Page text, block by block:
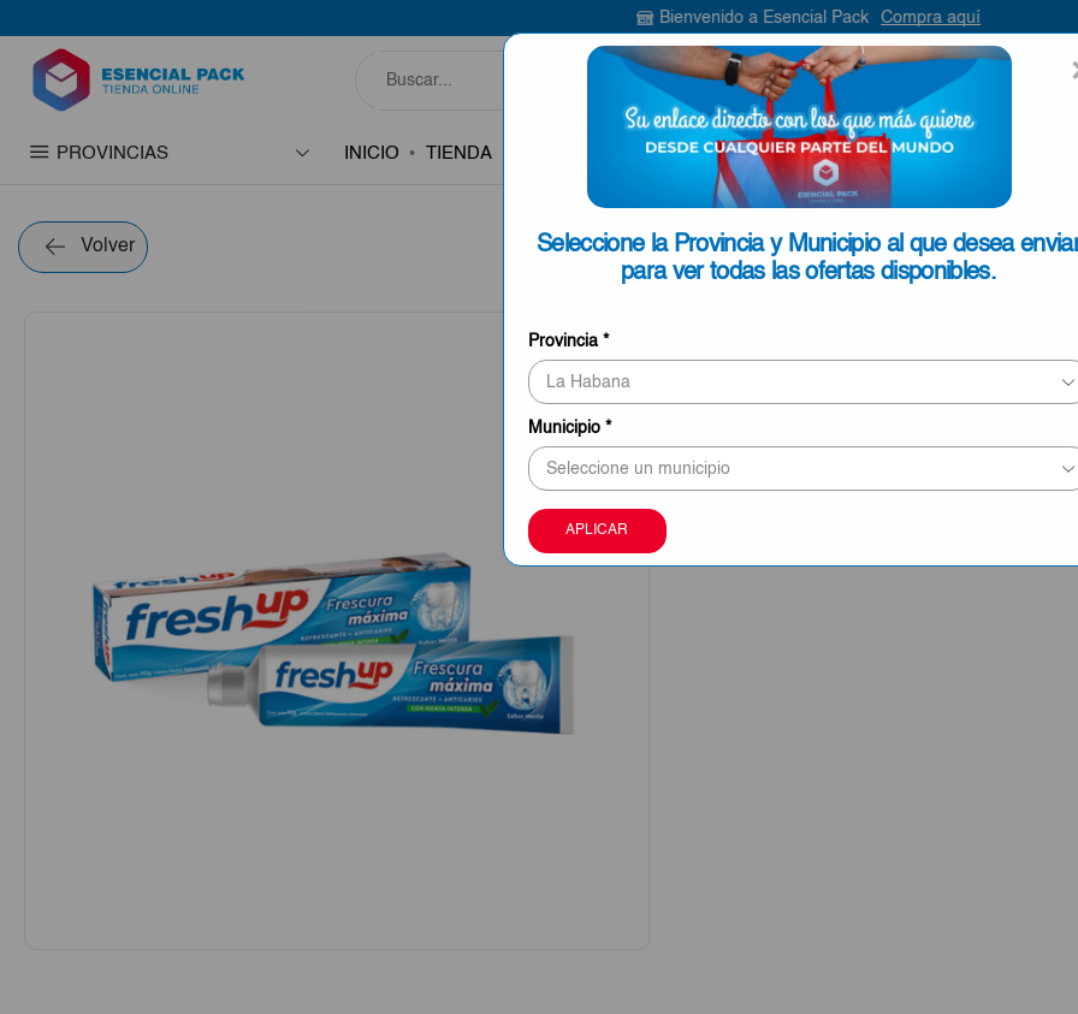
Seleccione la Provincia y Municipio al que desea
para ver todas las ofertas disponibles.
Provincia *
Municipio *
APLICAR
Bienvenido a Esencial Pack Compra aquí
SEARCH
INPUT
PROVINCIAS INICIO TIENDA
Volver
€1,90
11 personas revisando este producto ahora
Este producto puede ser entregado en Pinar del
Mayabeque, La Habana, Matanzas, Cienfuegos,